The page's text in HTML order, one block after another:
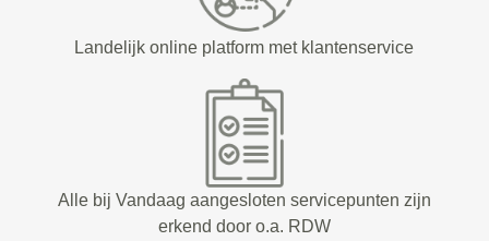
Landelijk online platform met klantenservice
Alle bij Vandaag aangesloten servicepunten zijn
erkend door o.a. RDW